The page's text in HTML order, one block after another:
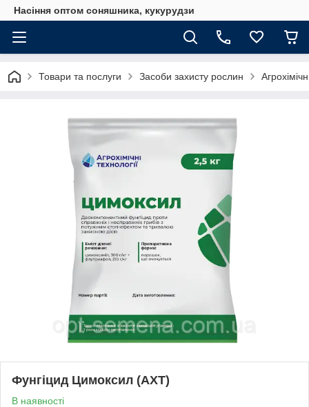
Насіння оптом соняшника, кукурудзи
Товари та послуги Засоби захисту рослин
Фунгіцид Цимоксил (АХТ)
В наявності